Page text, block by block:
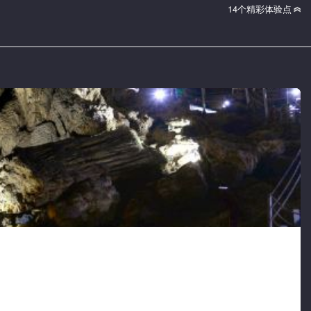
14个精彩体验点